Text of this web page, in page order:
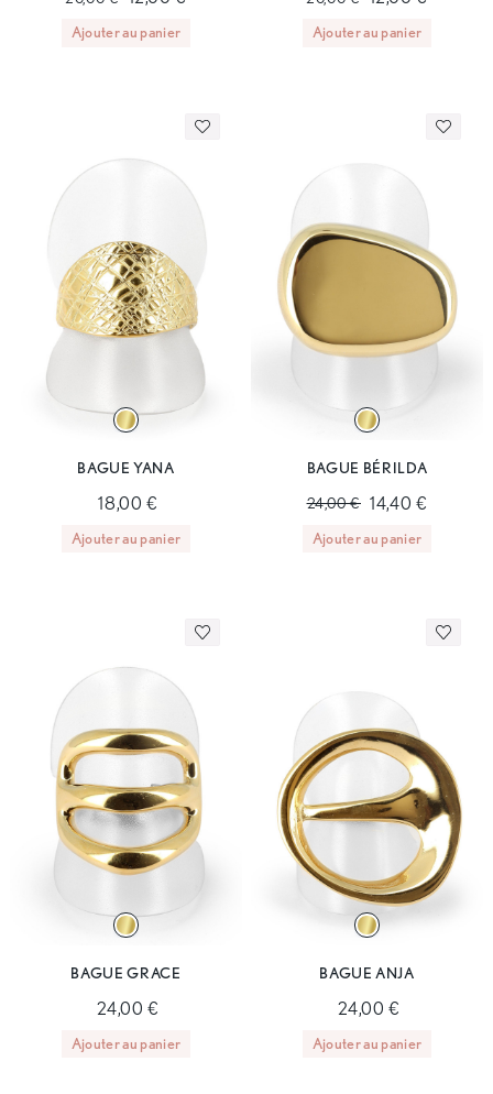
Ajouter au panier Ajouter au panier
BAGUE YANA
18,00 €
Ajouter au panier
BAGUE BÉRILDA
24,00 € 14,40 €
Ajouter au panier
BAGUE GRACE
24,00 €
Ajouter au panier
BAGUE ANJA
24,00 €
Ajouter au panier